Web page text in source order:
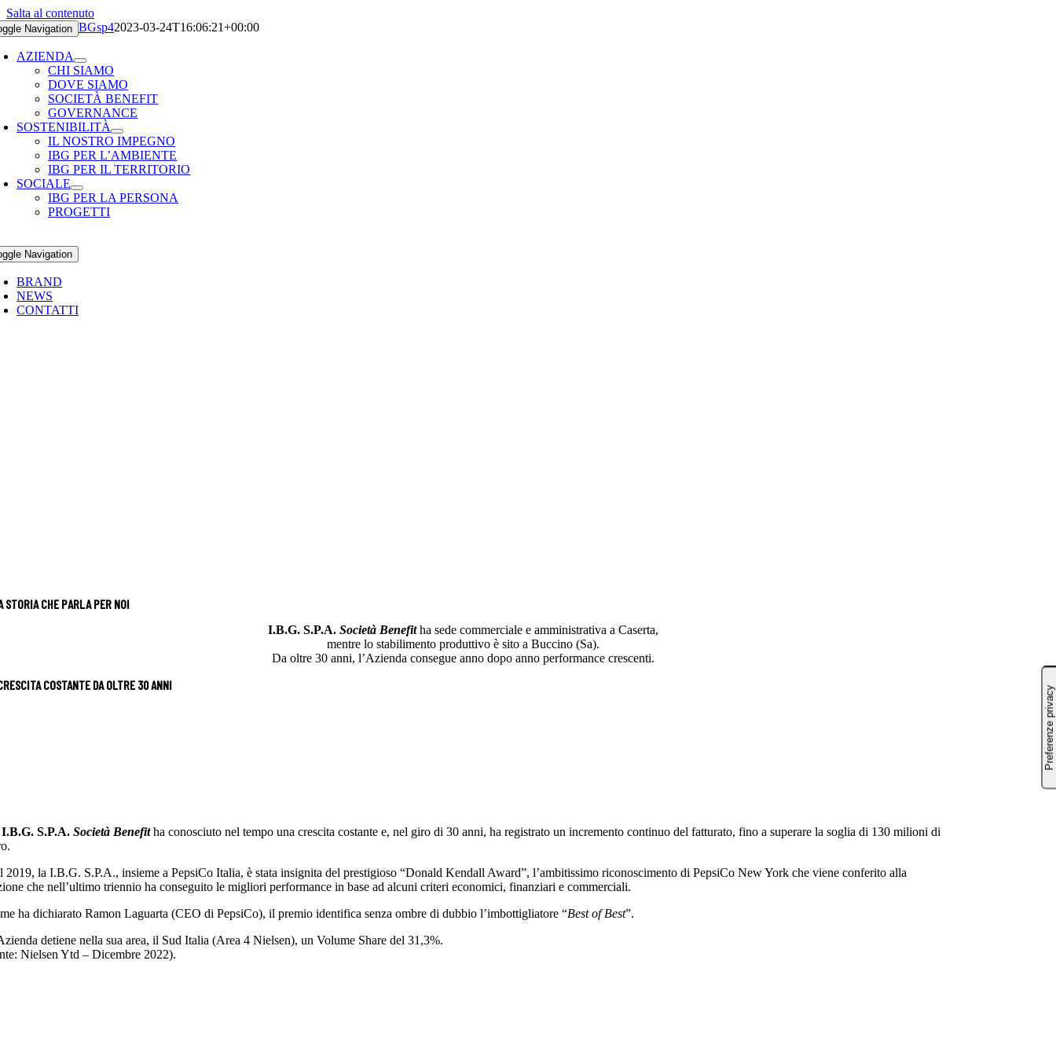
Salta al contenuto
Navigation
AZIENDA
CHI SIAMO
DOVE SIAMO
SOCIETÀ BENEFIT
GOVERNANCE
SOSTENIBILITÀ
IL NOSTRO IMPEGNO
IBG PER L’AMBIENTE
IBG PER IL TERRITORIO
SOCIALE
IBG PER LA PERSONA
PROGETTI
Navigation
BRAND
NEWS
CONTATTI
CHI SIAMO 1BGsp42023-03-24T16:06:21+00:00
STORIA CHE PARLA PER NOI
I.B.G. S.P.A.Società Benefitha sede commerciale e amministrativa a Caserta,
mentre lo stabilimento produttivo è sito a Buccino (Sa).
Da oltre 30 anni, l’Azienda consegue anno dopo anno performance crescenti.
COSTANTE DA OLTRE 30 ANNI
I.B.G. S.P.A.Società Benefitha conosciuto nel tempo una crescita costante e, nel giro di 30 anni, ha registrato un incremento continuo del fatturato, fino a superare la soglia di 130 milioni di
2019, la I.B.G. S.P.A., insieme a PepsiCo Italia, è stata insignita del prestigioso “Donald Kendall Award”, l’ambitissimo riconoscimento di PepsiCo New York che viene conferito alla
che nell’ultimo triennio ha conseguito le migliori performance in base ad alcuni criteri economici, finanziari e commerciali.
ha dichiarato Ramon Laguarta (CEO di PepsiCo), il premio identifica senza ombre di dubbio l’imbottigliatore “Best of Best”.
detiene nella sua area, il Sud Italia (Area 4 Nielsen), un Volume Share del 31,3%.
Nielsen Ytd – Dicembre 2022).